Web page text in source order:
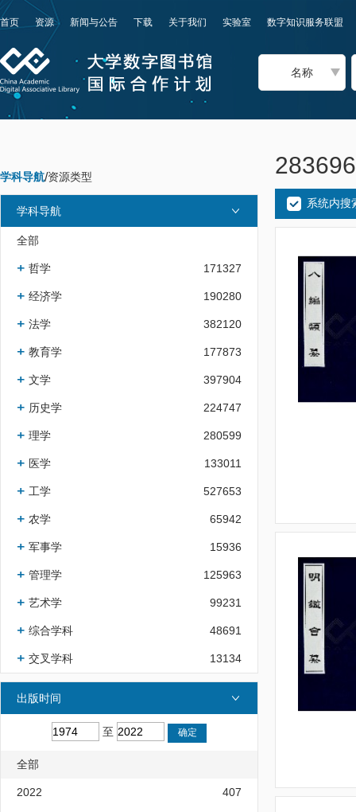
首页 资源 新闻与公告 下载 关于我们 实验室 数字知识服务联盟
名称
学科导航/资源类型
学科导航
全部
哲学 171327
经济学 190280
法学 382120
教育学 177873
文学 397904
历史学 224747
理学 280599
医学 133011
工学 527653
农学 65942
军事学 15936
管理学 125963
艺术学 99231
综合学科 48691
交叉学科 13134
出版时间
至
全部
2022 407
系统内搜